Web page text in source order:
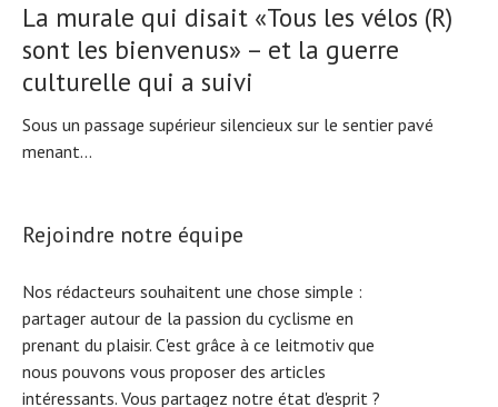
La murale qui disait «Tous les vélos (R)
sont les bienvenus» – et la guerre
culturelle qui a suivi
Sous un passage supérieur silencieux sur le sentier pavé
menant...
Rejoindre notre équipe
Nos rédacteurs souhaitent une chose simple :
partager autour de la passion du cyclisme en
prenant du plaisir. C'est grâce à ce leitmotiv que
nous pouvons vous proposer des articles
intéressants. Vous partagez notre état d'esprit ?